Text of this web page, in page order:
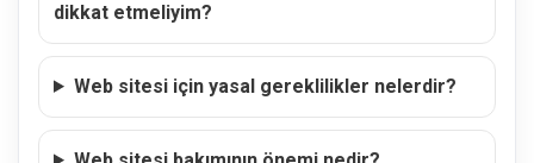
dikkat etmeliyim?
Web sitesi için yasal gereklilikler nelerdir?